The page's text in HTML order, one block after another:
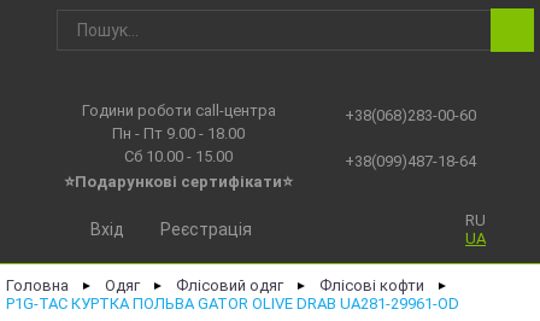
Години роботи call-центра
Пн - Пт 9.00 - 18.00
Сб 10.00 - 15.00
⭐Подарункові сертифікати⭐
+38(068)283-00-60
+38(099)487-18-64
RU
UA
Вхід Реєстрація
Головна ► Одяг ► Флісовий одяг ► Флісові кофти ►
P1G-TAC КУРТКА ПОЛЬВА GATOR OLIVE DRAB UA281-29961-OD